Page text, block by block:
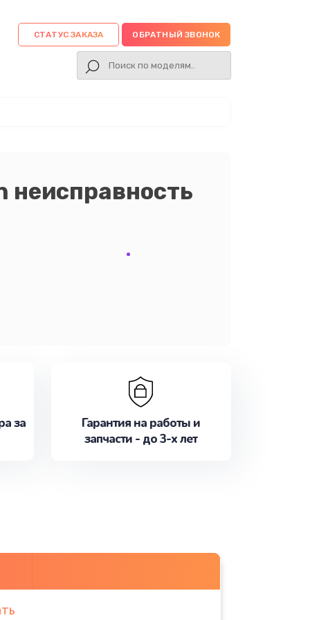
СТАТУС ЗАКАЗА ОБРАТНЫЙ ЗВОНОК
неисправность
за
Гарантия на работы и
запчасти - до 3-х лет